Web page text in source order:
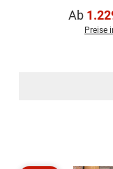
Ab
Preise